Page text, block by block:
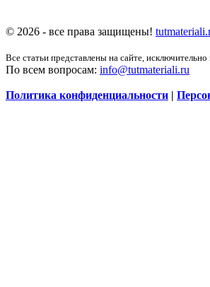
© 2026 - все права защищены!
Все статьи представлены на сайте, исключительно
По всем вопросам: info@tutmateriali.ru
Политика конфиденциальности |